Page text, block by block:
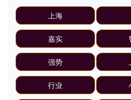
上海
嘉实
强势
行业